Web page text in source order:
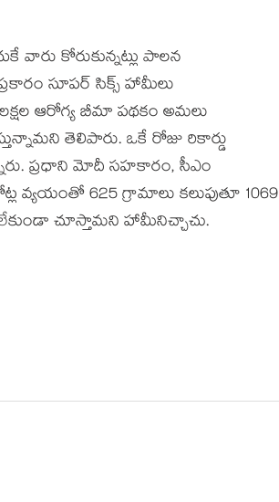
కోరుకున్నట్లు పాలన
సూపర్‌ సిక్స్‌ హామీలు
ఆరోగ్య బీమా పథకం అమలు
తెలిపారు. ఒకే రోజు రికార్డు
ప్రధాని మోదీ సహకారం, సీఎం
వ్యయంతో 625 గ్రామాలు కలుపుతూ 1069
చూస్తామని హామీనిచ్చాచు.